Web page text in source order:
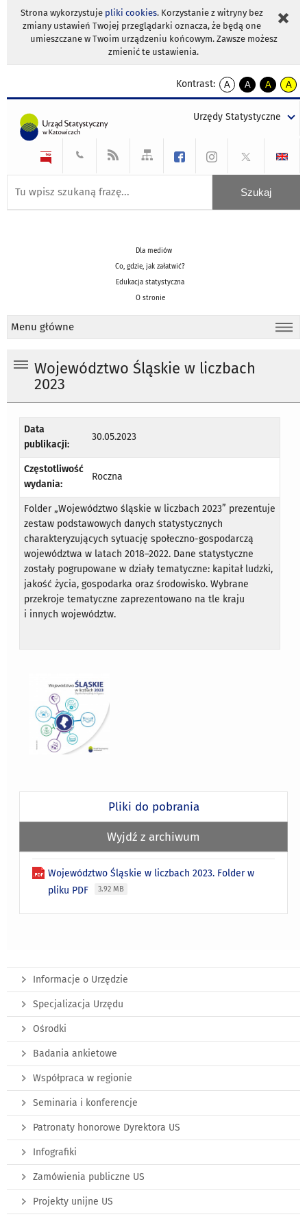
Strona wykorzystuje pliki cookies. Korzystanie z witryny bez
zmiany ustawień Twojej przeglądarki oznacza, że będą one
umieszczane w Twoim urządzeniu końcowym. Zawsze możesz
zmienić te ustawienia.
Kontrast:
A
kontrast
A
kontrast
tekst
czarnym
A
kontrast
tekst
czarnym
A
tekst
żółtym
Urzędy Statystyczne
Dla mediów
Co, gdzie, jak załatwić?
Edukacja statystyczna
O stronie
Menu główne
Województwo Śląskie w liczbach
2023
Data
publikacji:
30.05.2023
Częstotliwość
wydania:
Roczna
Folder „Województwo śląskie w liczbach 2023” prezentuje
zestaw podstawowych danych statystycznych
charakteryzujących sytuację społeczno-gospodarczą
województwa w latach 2018–2022. Dane statystyczne
zostały pogrupowane w działy tematyczne: kapitał ludzki,
jakość życia, gospodarka oraz środowisko. Wybrane
przekroje tematyczne zaprezentowano na tle kraju
i innych województw.
Pliki do pobrania
Wyjdź z archiwum
Województwo Śląskie w liczbach 2023. Folder w
pliku PDF
3.92 MB
Informacje o Urzędzie
Specjalizacja Urzędu
Ośrodki
Badania ankietowe
Współpraca w regionie
Seminaria i konferencje
Patronaty honorowe Dyrektora US
Infografiki
Zamówienia publiczne US
Projekty unijne US